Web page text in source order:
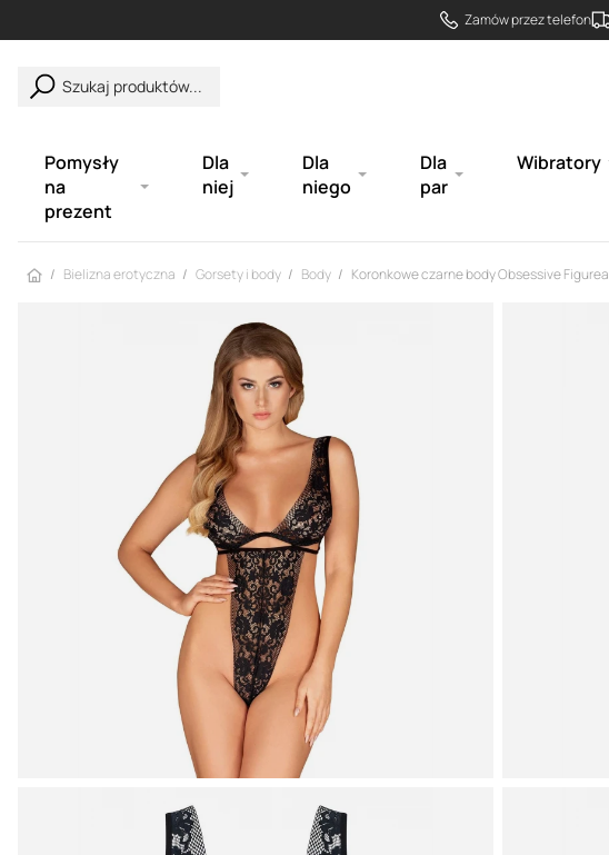
Zamów przez telefon
Szukaj produktów...
Pomysły
na
prezent
Dla
niej
Dla
niego
Dla
par
Wibratory
Strona główna
Bielizna erotyczna Gorsety i body Body Koronkowe czarne body Obsessive Figurea